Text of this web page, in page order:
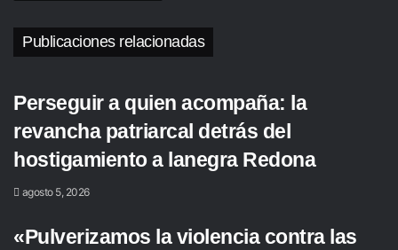
Publicaciones relacionadas
Perseguir a quien acompaña: la
revancha patriarcal detrás del
hostigamiento a lanegra Redona
agosto 5, 2026
«Pulverizamos la violencia contra las